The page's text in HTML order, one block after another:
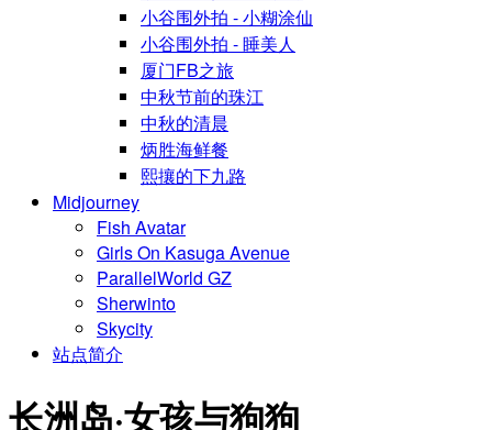
小谷围外拍 - 小糊涂仙
小谷围外拍 - 睡美人
厦门FB之旅
中秋节前的珠江
中秋的清晨
炳胜海鲜餐
熙攘的下九路
Midjourney
Fish Avatar
Girls On Kasuga Avenue
ParallelWorld GZ
Sherwinto
Skycity
站点简介
长洲岛·女孩与狗狗